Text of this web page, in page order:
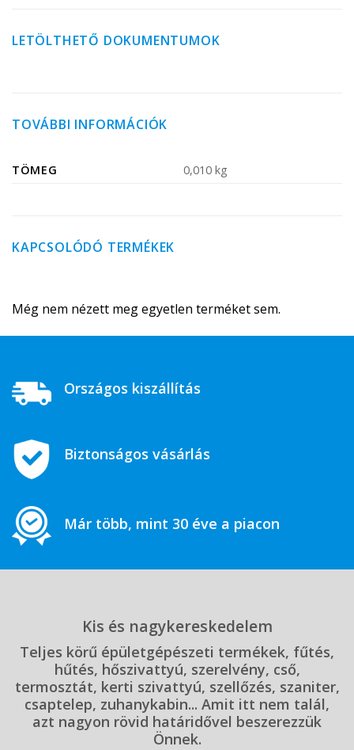
LETÖLTHETŐ DOKUMENTUMOK
TOVÁBBI INFORMÁCIÓK
TÖMEG 0,010 kg
KAPCSOLÓDÓ TERMÉKEK
Még nem nézett meg egyetlen terméket sem.
Országos kiszállítás
Biztonságos vásárlás
Már több, mint 30 éve a piacon
Kis és nagykereskedelem
Teljes körű épületgépészeti termékek, fűtés,
hűtés, hőszivattyú, szerelvény, cső,
termosztát, kerti szivattyú, szellőzés, szaniter,
csaptelep, zuhanykabin... Amit itt nem talál,
azt nagyon rövid határidővel beszerezzük
Önnek.